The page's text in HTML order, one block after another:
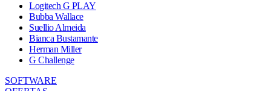
Logitech G PLAY
Bubba Wallace
Suellio Almeida
Bianca Bustamante
Herman Miller
G Challenge
SOFTWARE